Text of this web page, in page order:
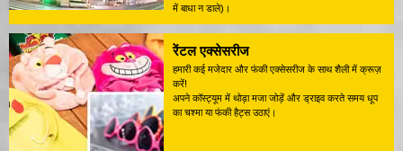
में बाधा न डाले)।
रेंटल एक्सेसरीज
हमारी कई मजेदार और फंकी एक्सेसरीज के साथ शैली में क्रूज़
करें!
अपने कॉस्ट्यूम में थोड़ा मजा जोड़ें और ड्राइव करते समय धूप
का चश्मा या फंकी हैट्स उठाएं।